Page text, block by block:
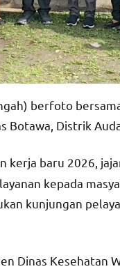
berfoto
Botawa, Distrik
kerja baru 2026,
kepada
kunjungan
Dinas Kesehatan